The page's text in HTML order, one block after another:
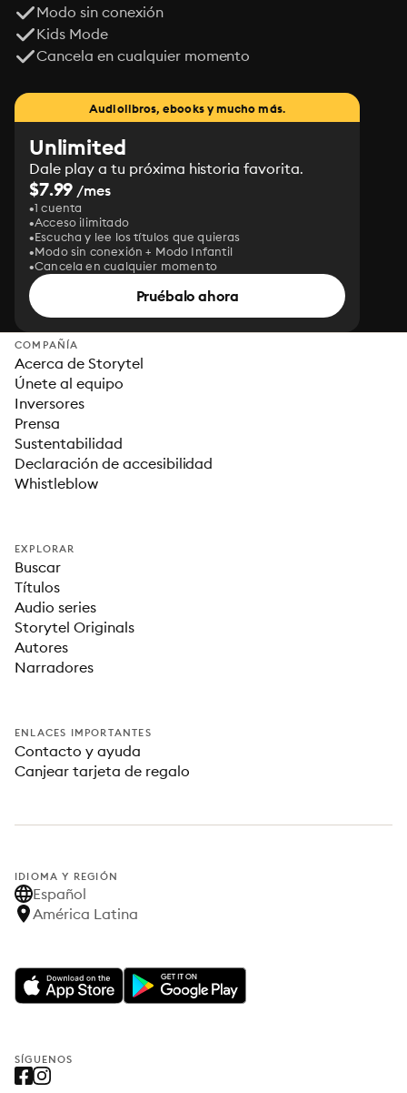
Modo sin conexión
Kids Mode
Cancela en cualquier momento
Audiolibros, ebooks y mucho más.
Unlimited
Dale play a tu próxima historia favorita.
$7.99 /mes
1 cuenta
Acceso ilimitado
Escucha y lee los títulos que quieras
Modo sin conexión + Modo Infantil
Cancela en cualquier momento
Pruébalo ahora
COMPAÑÍA
Acerca de Storytel
Únete al equipo
Inversores
Prensa
Sustentabilidad
Declaración de accesibilidad
Whistleblow
EXPLORAR
Buscar
Títulos
Audio series
Storytel Originals
Autores
Narradores
ENLACES IMPORTANTES
Contacto y ayuda
Canjear tarjeta de regalo
IDIOMA Y REGIÓN
Español
América Latina
SÍGUENOS